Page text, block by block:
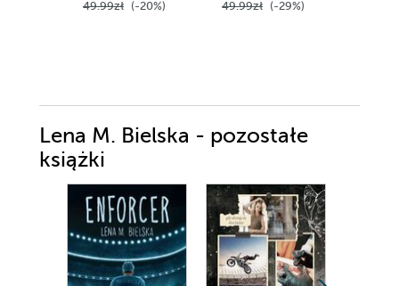
49.99zł (-20%) 49.99zł (-29%)
Lena M. Bielska - pozostałe
książki